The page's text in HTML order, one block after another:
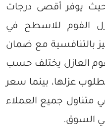
حيث يوفر أقصى درجات
الفوم للاسطح في
بالتنافسية مع ضمان
العازل يختلف حسب
عزلها، بينما سعر
متناول جميع العملاء
السوق.